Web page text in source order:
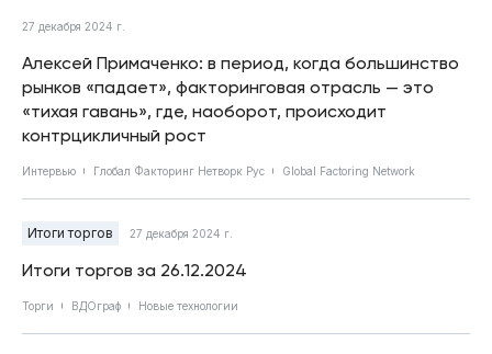
27 декабря 2024 г.
Алексей Примаченко: в период, когда большинство
рынков «падает», факторинговая отрасль — это
«тихая гавань», где, наоборот, происходит
контрцикличный рост
Интервью Глобал Факторинг Нетворк Рус Global Factoring Network
Итоги торгов 27 декабря 2024 г.
Итоги торгов за 26.12.2024
Торги ВДОграф Новые технологии